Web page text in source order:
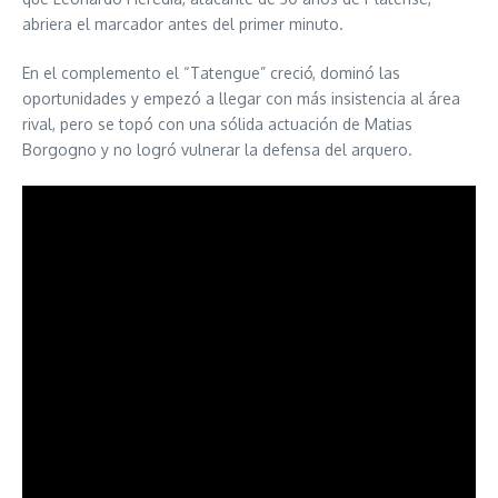
abriera el marcador antes del primer minuto.
En el complemento el “Tatengue” creció, dominó las
oportunidades y empezó a llegar con más insistencia al área
rival, pero se topó con una sólida actuación de Matias
Borgogno y no logró vulnerar la defensa del arquero.